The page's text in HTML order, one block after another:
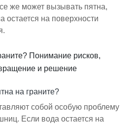
же может вызывать пятна,
остается на поверхности
на граните?
собой особую проблему
Если вода остается на